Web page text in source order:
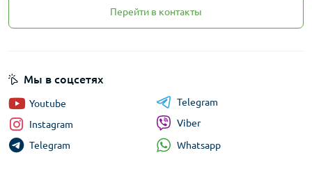
Перейти в контакты
Мы в соцсетях
Youtube
Instagram
Telegram
Telegram
Viber
Whatsapp